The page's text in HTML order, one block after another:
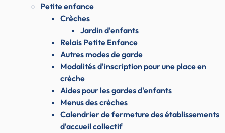
Petite enfance
Crèches
Jardin d'enfants
Relais Petite Enfance
Autres modes de garde
Modalités d'inscription pour une place en
crèche
Aides pour les gardes d'enfants
Menus des crèches
Calendrier de fermeture des établissements
d'accueil collectif